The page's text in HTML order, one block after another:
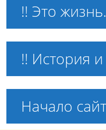
!! Это
!! История
Начало